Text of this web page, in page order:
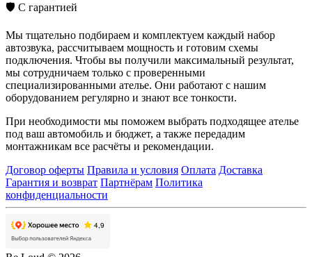
🛡️ С гарантией
Мы тщательно подбираем и комплектуем каждый набор
автозвука, рассчитываем мощность и готовим схемы
подключения. Чтобы вы получили максимальный результат,
мы сотрудничаем только с проверенными
специализированными ателье. Они работают с нашим
оборудованием регулярно и знают все тонкости.
При необходимости мы поможем выбрать подходящее ателье
под ваш автомобиль и бюджет, а также передадим
монтажникам все расчёты и рекомендации.
Договор оферты Правила и условия Оплата Доставка
Гарантия и возврат Партнёрам Политика
конфиденциальности